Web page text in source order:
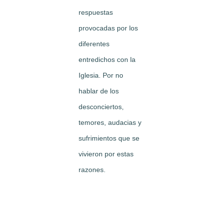
respuestas
provocadas por los
diferentes
entredichos con la
Iglesia. Por no
hablar de los
desconciertos,
temores, audacias y
sufrimientos que se
vivieron por estas
razones.